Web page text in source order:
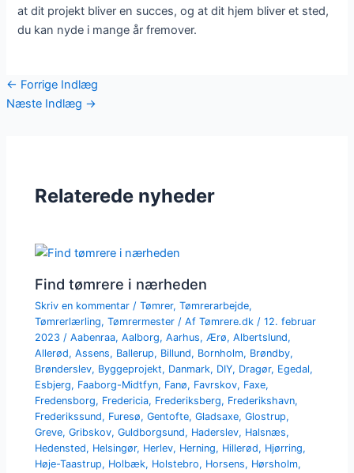
at dit projekt bliver en succes, og at dit hjem bliver et sted,
du kan nyde i mange år fremover.
← Forrige Indlæg
Næste Indlæg →
Relaterede nyheder
Find tømrere i nærheden
Skriv en kommentar /Tømrer,Tømrerarbejde,
Tømrerlærling,Tømrermester / AfTømrere.dk/12. februar
2023/Aabenraa,Aalborg,Aarhus,Ærø,Albertslund,
Allerød,Assens, Ballerup, Billund, Bornholm, Brøndby,
Brønderslev, Byggeprojekt, Danmark, DIY, Dragør, Egedal,
Esbjerg, Faaborg-Midtfyn, Fanø, Favrskov, Faxe,
Fredensborg, Fredericia, Frederiksberg, Frederikshavn,
Frederikssund, Furesø,Gentofte,Gladsaxe,Glostrup,
Greve,Gribskov,Guldborgsund, Haderslev, Halsnæs,
Hedensted, Helsingør, Herlev, Herning, Hillerød, Hjørring,
Høje-Taastrup, Holbæk, Holstebro, Horsens, Hørsholm,